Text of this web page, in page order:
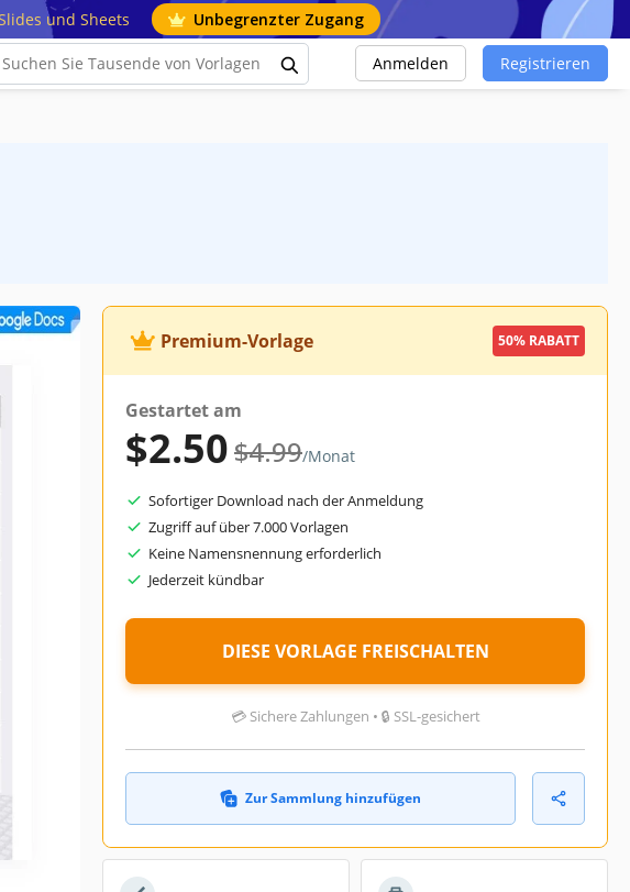
und Sheets Unbegrenzter Zugang
Anmelden Registrieren
Premium-Vorlage 50% RABATT
Gestartet am
$2.50$4.99/Monat
Sofortiger Download nach der Anmeldung
Zugriff auf über 7.000 Vorlagen
Keine Namensnennung erforderlich
Jederzeit kündbar
DIESE VORLAGE FREISCHALTEN
💳 Sichere Zahlungen • 🔒 SSL-gesichert
Zur Sammlung hinzufügen